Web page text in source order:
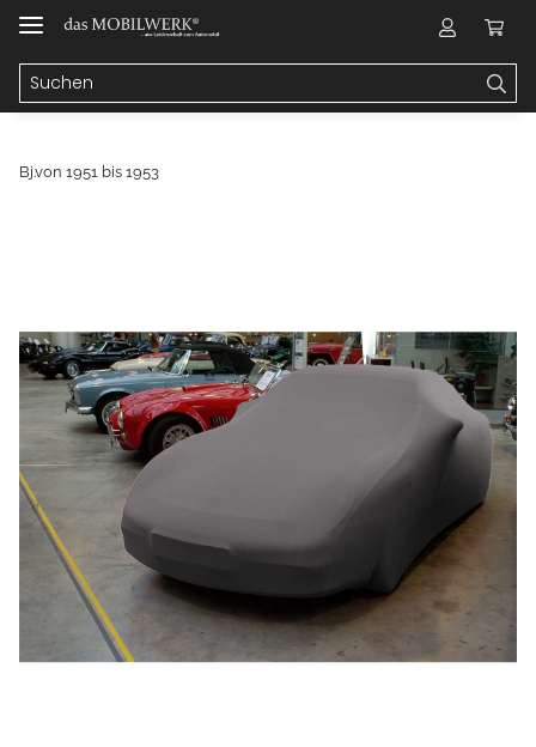
Bj.von 1951 bis 1953